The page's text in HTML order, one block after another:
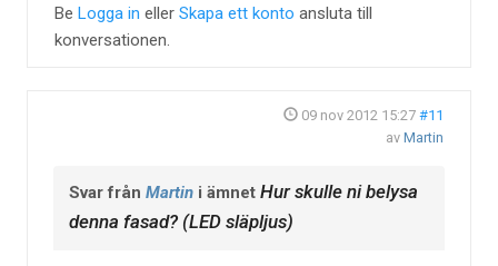
Be Logga in eller Skapa ett konto ansluta till
konversationen.
09 nov 2012 15:27 #11
av Martin
Svar från Martin i ämnet Hur skulle ni belysa
denna fasad? (LED släpljus)